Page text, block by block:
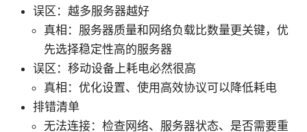
误区：越多服务器越好
真相：服务器质量和网络负载比数量更关键，优
先选择稳定性高的服务器
误区：移动设备上耗电必然很高
真相：优化设置、使用高效协议可以降低耗电
排错清单
无法连接：检查网络、服务器状态、是否需要重